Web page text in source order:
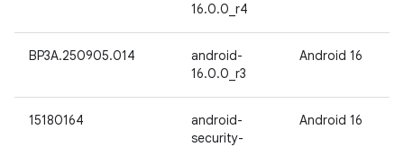
16.0.0_r4
BP3A.250905.014
android-
16.0.0_r3
Android 16
15180164
android-
security-
Android 16